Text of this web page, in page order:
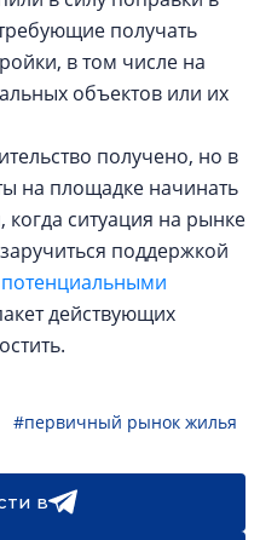
получать
в том числе на
объектов или их
получено, но в
на площадке начинать
когда ситуация на рынке
поддержкой
действующих
#первичный рынок жилья
в